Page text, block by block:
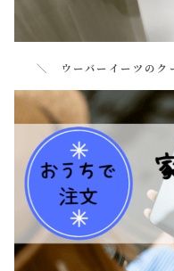
＼ ウーバーイーツのク